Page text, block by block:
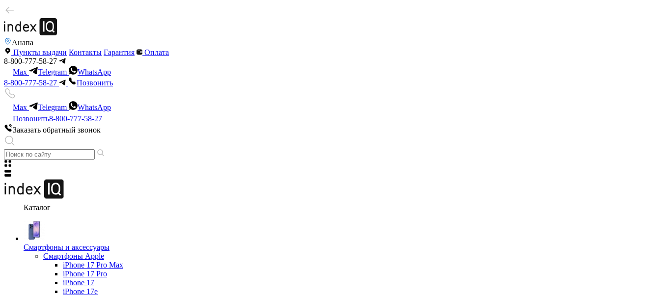
Анапа
Пункты выдачи Контакты Гарантия
Оплата
8-800-777-58-27
Max
Telegram
WhatsApp
8-800-777-58-27
Позвонить
Max Telegram
WhatsApp
Позвонить8-800-777-58-27
Заказать обратный звонок
Каталог
Смартфоны и аксессуары
Смартфоны Apple
iPhone 17 Pro Max
iPhone 17 Pro
iPhone 17
iPhone 17e